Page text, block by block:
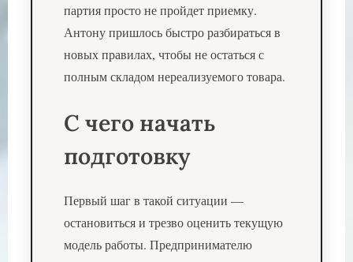
партия просто не пройдет приемку.
Антону пришлось быстро разбираться в
новых правилах, чтобы не остаться с
полным складом нереализуемого товара.
С чего начать
подготовку
Первый шаг в такой ситуации —
остановиться и трезво оценить текущую
модель работы. Предпринимателю